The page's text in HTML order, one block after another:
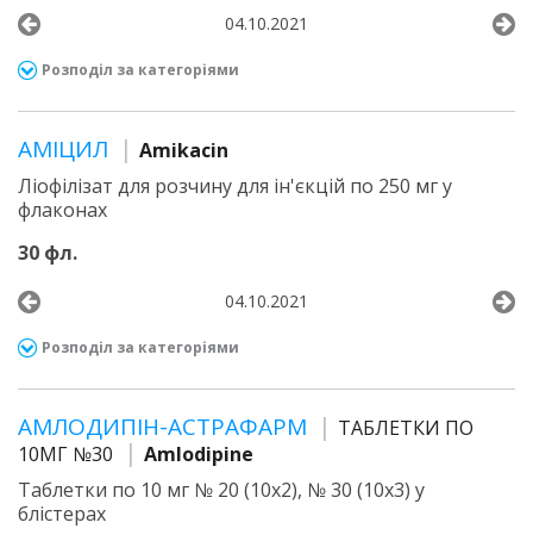
04.10.2021
Розподіл за категоріями
АМІЦИЛ
Amikacin
Ліофілізат для розчину для ін'єкцій по 250 мг у
флаконах
30 фл.
04.10.2021
Розподіл за категоріями
АМЛОДИПІН-АСТРАФАРМ
ТАБЛЕТКИ ПО
10МГ №30
Amlodipine
Таблетки по 10 мг № 20 (10х2), № 30 (10х3) у
блістерах